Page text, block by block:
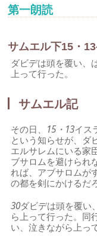
第一朗読
サムエル下15・
ダビデは頭を覆い、
上って行った。
サムエル記
その日、 15・13イス
という知らせが、ダ
エルサレムにいる家
ブサロムを避けられ
れば、アブサロムが
の都を剣にかけるだ
30ダビデは頭を覆い
ら上って行った。同
い、泣きながら上っ